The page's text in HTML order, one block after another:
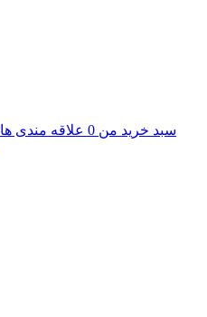
سبد خرید من 0 علاقه مندی ها